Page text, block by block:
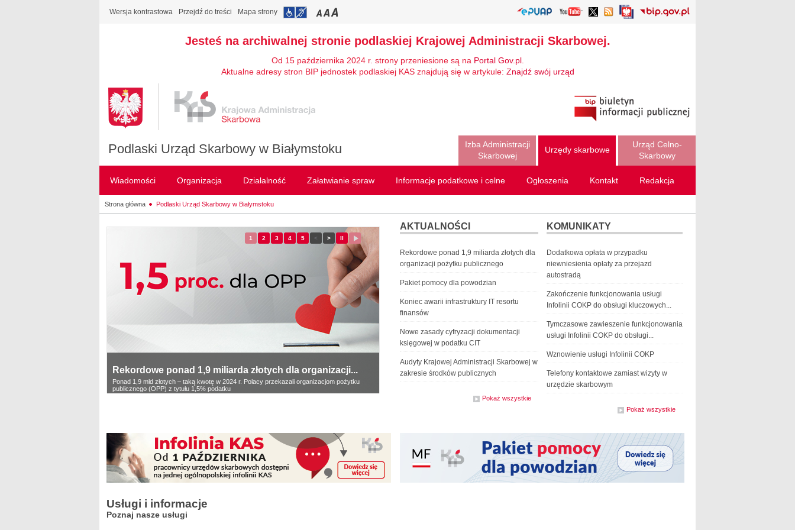
Wersja kontrastowa Przejdź do treści Mapa strony
Jesteś na archiwalnej stronie podlaskiej Krajowej Administracji Skarbowej.
Od 15 października 2024 r. strony przeniesione są na Portal Gov.pl.
Aktualne adresy stron BIP jednostek podlaskiej KAS znajdują się w artykule: Znajdź swój urząd
Podlaski Urząd Skarbowy w Białymstoku
Izba Administracji
Skarbowej
Urzędy skarbowe
Urząd Celno-
Skarbowy
Wiadomości Organizacja Działalność Załatwianie spraw Informacje podatkowe i celne Ogłoszenia Kontakt Redakcja
Strona główna Podlaski Urząd Skarbowy w Białymstoku
1 - slajd
2 - slajd
3 - slajd
4 - slajd
5 - slajd
< Poprzedni slajd
> Następny slajd
II
Zatrzymaj
przewijanie
slajdów
przewijanie
slajdów
Rekordowe ponad 1,9 miliarda złotych dla organizacji...
Ponad 1,9 mld złotych – taką kwotę w 2024 r. Polacy przekazali organizacjom pożytku
publicznego (OPP) z tytułu 1,5% podatku
AKTUALNOŚCI
Rekordowe ponad 1,9 miliarda złotych dla
organizacji pożytku publicznego
Pakiet pomocy dla powodzian
Koniec awarii infrastruktury IT resortu
finansów
Nowe zasady cyfryzacji dokumentacji
księgowej w podatku CIT
Audyty Krajowej Administracji Skarbowej w
zakresie środków publicznych
Pokaż wszystkie
KOMUNIKATY
Dodatkowa opłata w przypadku
niewniesienia opłaty za przejazd
autostradą
Zakończenie funkcjonowania usługi
Infolinii COKP do obsługi kluczowych...
Tymczasowe zawieszenie funkcjonowania
usługi Infolinii COKP do obsługi...
Wznowienie usługi Infolinii COKP
Telefony kontaktowe zamiast wizyty w
urzędzie skarbowym
Pokaż wszystkie
Usługi i informacje
Poznaj nasze usługi